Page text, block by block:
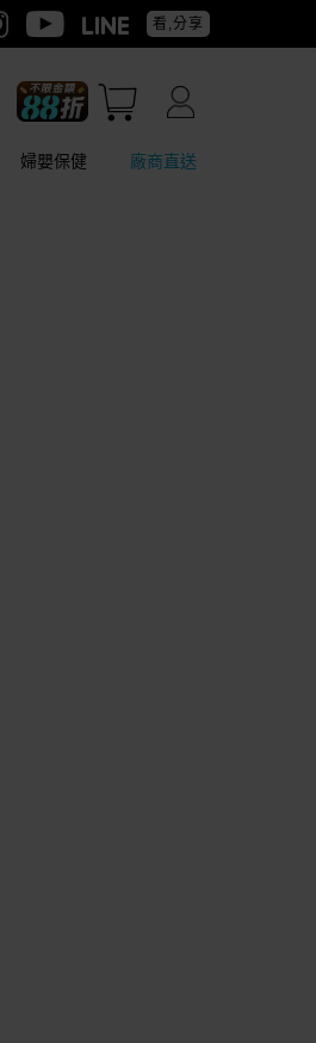
看,分享
婦嬰保健 廠商直送